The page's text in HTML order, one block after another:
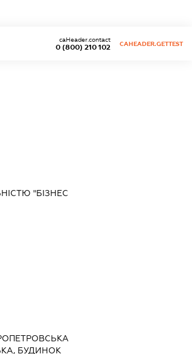
0 (800) 210 102
caHeader.contact
CAHEADER.GETTEST
"БІЗНЕС
БУДИНОК